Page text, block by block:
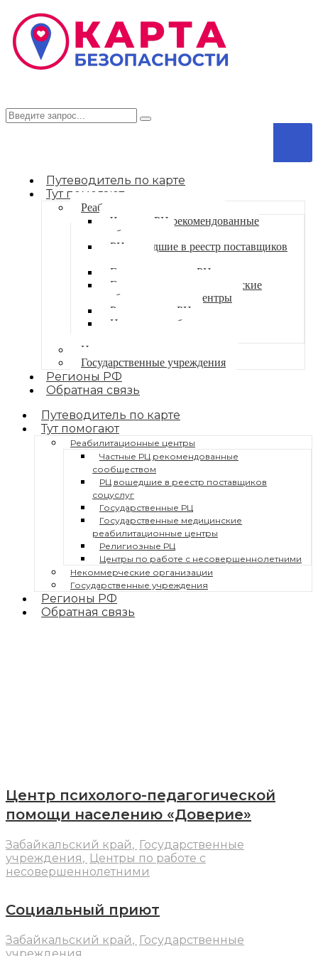
Путеводитель по карте
Тут помогают
Реабилитационные центры
Частные РЦ рекомендованные
сообществом
РЦ вошедшие в реестр поставщиков
Государственные РЦ
Государственные медицинские
реабилитационные центры
Религиозные РЦ
Центры по работе с
Некоммерческие организации
Государственные учреждения
Регионы РФ
Обратная связь
Путеводитель по карте
Тут помогают
Реабилитационные центры
Частные РЦ рекомендованные
сообществом
РЦ вошедшие в реестр поставщиков
соцуслуг
Государственные РЦ
Государственные медицинские
реабилитационные центры
Религиозные РЦ
Центры по работе с несовершеннолетними
Некоммерческие организации
Государственные учреждения
Регионы РФ
Обратная связь
Центр психолого-педагогической
помощи населению «Доверие»
Забайкальский край, Государственные
учреждения, Центры по работе с
несовершеннолетними
Социальный приют
Забайкальский край, Государственные